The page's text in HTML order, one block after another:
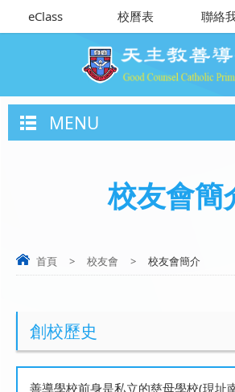
eClass 校曆表 聯絡
MENU
校友會簡
首頁 > 校友會 > 校友會簡介
創校歷史
善導學校前身是私立的慈母學校(現址